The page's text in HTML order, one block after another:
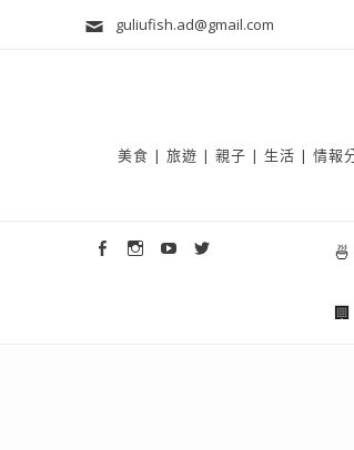
guliufish.ad@gmail.com
美食 | 旅遊 | 親子 | 生活 | 情報分